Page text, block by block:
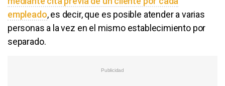
empleado, es decir, que es posible atender a varias
personas a la vez en el mismo establecimiento por
separado.